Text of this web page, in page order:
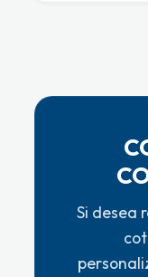
Si desea